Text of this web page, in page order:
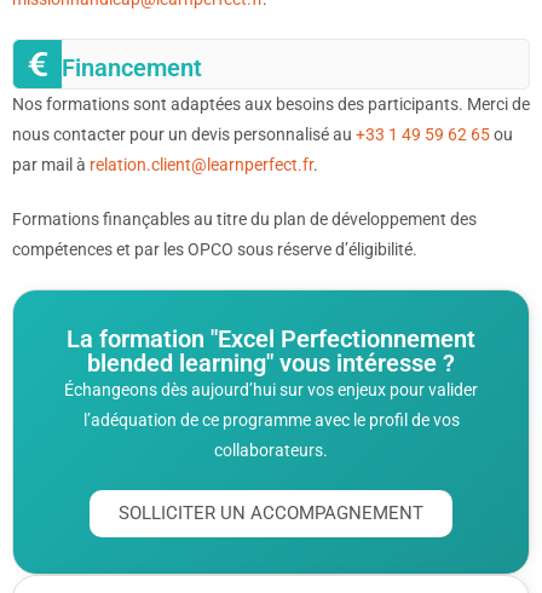
Financement
Nos formations sont adaptées aux besoins des participants. Merci de
nous contacter pour un devis personnalisé au +33 1 49 59 62 65ou
par mail à relation.client@learnperfect.fr.
Formations finançables au titre du plan de développement des
compétences et par les OPCO sous réserve d’éligibilité.
La formation "Excel Perfectionnement
blended learning" vous intéresse ?
Échangeons dès aujourd’hui sur vos enjeux pour valider
l’adéquation de ce programme avec le profil de vos
collaborateurs.
SOLLICITER UN ACCOMPAGNEMENT